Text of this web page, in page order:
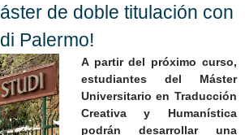
de doble titulación con
Palermo!
A partir del próximo curso,
estudiantes del Máster
Universitario en Traducción
Creativa y Humanística
podrán desarrollar una